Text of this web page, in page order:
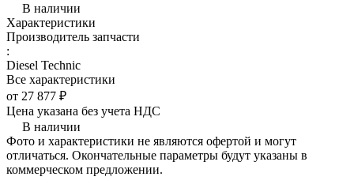
В наличии
Характеристики
Производитель запчасти
:
Diesel Technic
Все характеристики
от 27 877 ₽
Цена указана без учета НДС
В наличии
Фото и характеристики не являются офертой и могут
отличаться. Окончательные параметры будут указаны в
коммерческом предложении.